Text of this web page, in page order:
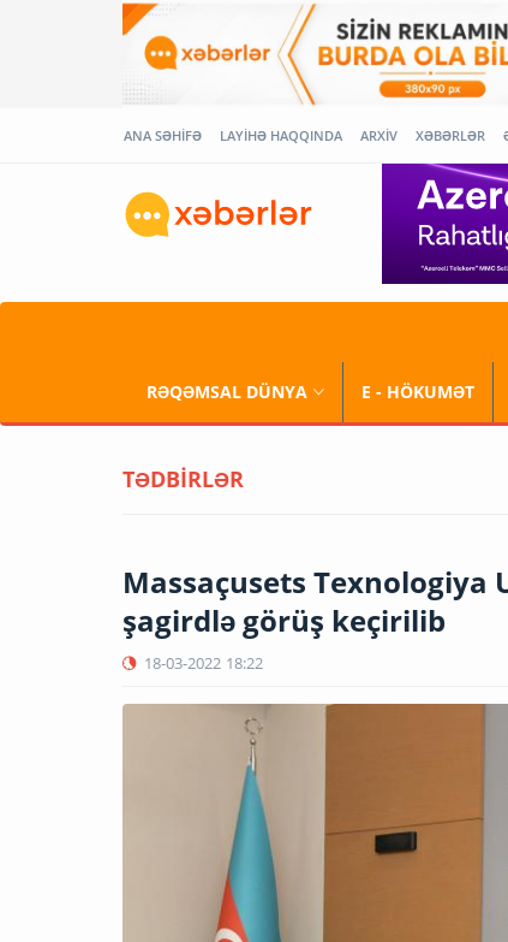
ANA SƏHİFƏ LAYİHƏ HAQQINDA ARXİV XƏBƏRLƏR
RƏQƏMSAL DÜNYA E - HÖKUMƏT
TƏDBİRLƏR
Massaçusets
şagirdlə görüş keçirilib
18-03-2022 18:22